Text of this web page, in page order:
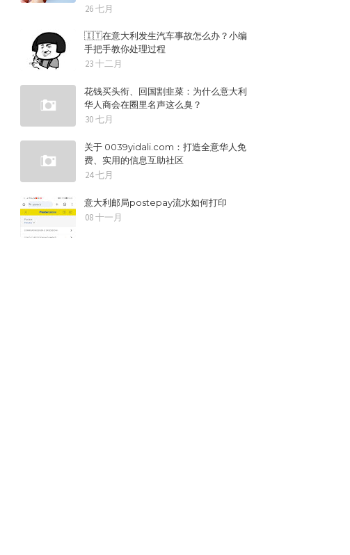
26 七月
🇮🇹在意大利发生汽车事故怎么办？小编
手把手教你处理过程
23 十二月
花钱买头衔、回国割韭菜：为什么意大利
华人商会在圈里名声这么臭？
30 七月
关于 0039yidali.com：打造全意华人免
费、实用的信息互助社区
24 七月
意大利邮局postepay流水如何打印
08 十一月